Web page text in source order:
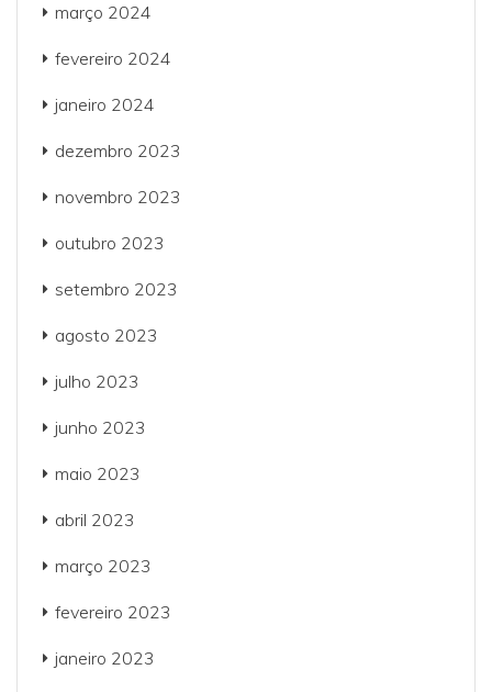
março 2024
fevereiro 2024
janeiro 2024
dezembro 2023
novembro 2023
outubro 2023
setembro 2023
agosto 2023
julho 2023
junho 2023
maio 2023
abril 2023
março 2023
fevereiro 2023
janeiro 2023